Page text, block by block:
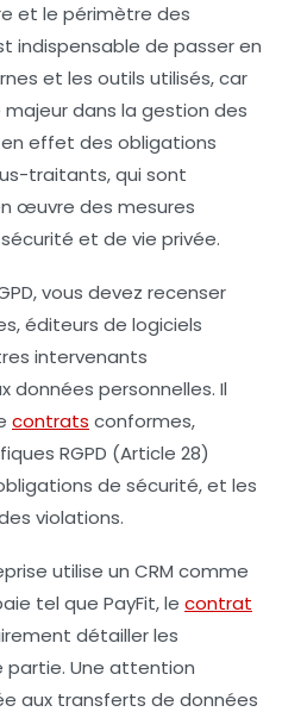
et le périmètre des
indispensable de passer en
et les outils utilisés, car
dans la gestion des
en effet des obligations
traitants, qui sont
œuvre des mesures
et de vie privée.
vous devez recenser
éditeurs de logiciels
intervenants
données personnelles. Il
contrats conformes,
RGPD (Article 28)
de sécurité, et les
violations.
utilise un CRM comme
tel que PayFit, le contrat
détailler les
partie. Une attention
aux transferts de données